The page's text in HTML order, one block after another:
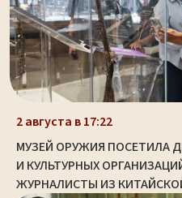
2 августа в 17:22
МУЗЕЙ ОРУЖИЯ ПОСЕТИЛА
И КУЛЬТУРНЫХ
ЖУРНАЛИСТЫ ИЗ